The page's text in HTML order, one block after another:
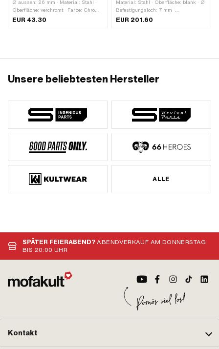
Ø aussen: 26 mm · Material: Stahl ·
Oberfläche: verchromt · Farbe: Chrom ·
Ø Anschluss aussen: 23.4 mm ·
EUR 43.30
Material: Stahl · Oberfläche: blank · Ø
Befestigungsloch: 7 mm ·
Lochabstand: 43 mm
EUR 201.60
Unsere beliebtesten Hersteller
ALLE
SPÄTER FEIERABEND?ABENDVERKAUF AM DONNERSTAG
BIS 20:00 UHR
Kontakt